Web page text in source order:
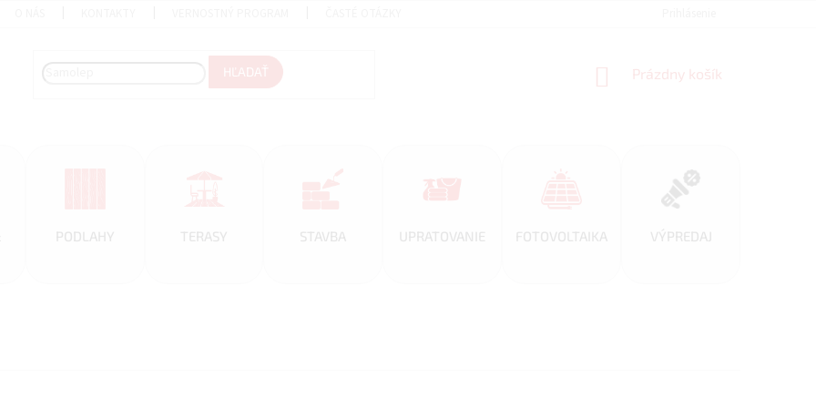
HĽADAŤ
NÁKUPNÝ
Prázdny košík
PODLAHY TERASY STAVBA UPRATOVANIE FOTOVOLTAIKA VÝPREDAJ